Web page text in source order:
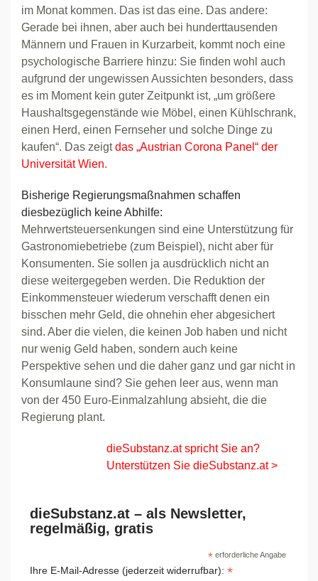
im Monat kommen. Das ist das eine. Das andere:
Gerade bei ihnen, aber auch bei hunderttausenden
Männern und Frauen in Kurzarbeit, kommt noch eine
psychologische Barriere hinzu: Sie finden wohl auch
aufgrund der ungewissen Aussichten besonders, dass
es im Moment kein guter Zeitpunkt ist, „um größere
Haushaltsgegenstände wie Möbel, einen Kühlschrank,
einen Herd, einen Fernseher und solche Dinge zu
kaufen“. Das zeigtdas „Austrian Corona Panel“ der
Universität Wien.
Bisherige Regierungsmaßnahmen schaffen
diesbezüglich keine Abhilfe:
Mehrwertsteuersenkungen sind eine Unterstützung für
Gastronomiebetriebe (zum Beispiel), nicht aber für
Konsumenten. Sie sollen ja ausdrücklich nicht an
diese weitergegeben werden. Die Reduktion der
Einkommensteuer wiederum verschafft denen ein
bisschen mehr Geld, die ohnehin eher abgesichert
sind. Aber die vielen, die keinen Job haben und nicht
nur wenig Geld haben, sondern auch keine
Perspektive sehen und die daher ganz und gar nicht in
Konsumlaune sind? Sie gehen leer aus, wenn man
von der 450 Euro-Einmalzahlung absieht, die die
Regierung plant.
dieSubstanz.at spricht Sie an?
Unterstützen Sie dieSubstanz.at >
dieSubstanz.at – als Newsletter,
regelmäßig, gratis
*erforderliche Angabe
Ihre E-Mail-Adresse (jederzeit widerrufbar): *